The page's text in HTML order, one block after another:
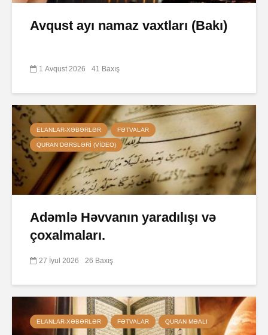
Avqust ayı namaz vaxtları (Bakı)
1 Avqust 2026 41 Baxış
ELANLAR-XƏBƏRLƏR FƏTVALAR
QURAN DƏRSLƏRI (VIDEO)
Adəmlə Həvvanın yaradılışı və
çoxalmaları.
27 İyul 2026 26 Baxış
ELANLAR-XƏBƏRLƏR FƏTVALAR QURAN MƏALI